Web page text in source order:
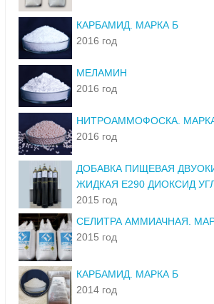
КАРБАМИД. МАРКА Б
2016 год
МЕЛАМИН
2016 год
НИТРОАММОФОСКА. МАРКА
2016 год
ДОБАВКА ПИЩЕВАЯ
ЖИДКАЯ Е290 ДИОКСИД
2015 год
СЕЛИТРА АММИАЧНАЯ.
2015 год
КАРБАМИД. МАРКА Б
2014 год